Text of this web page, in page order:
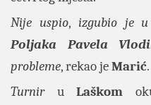
Nije uspio, izgubio je u
Poljaka Pavela
probleme, rekao jeMarić.
TurniruLaškom